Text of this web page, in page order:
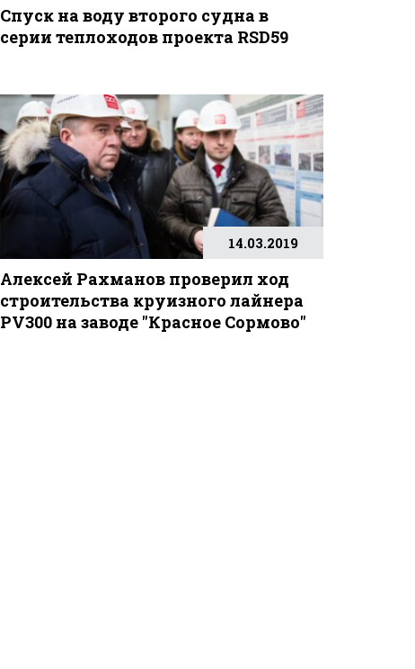
Cпуск на воду второго судна в
серии теплоходов проекта RSD59
14.03.2019
Алексей Рахманов проверил ход
строительства круизного лайнера
PV300 на заводе "Красное Сормово"